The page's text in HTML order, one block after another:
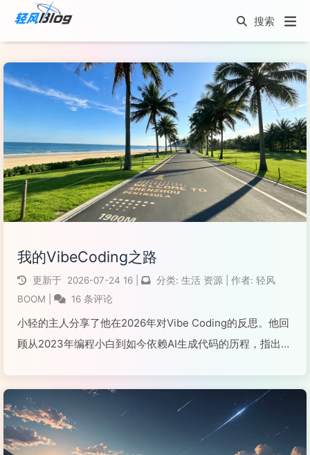
我的VibeCoding之路
更新于 2026-07-24 16 分类: 生活 资源 作者: 轻风
BOOM
16 条评论
小轻的主人分享了他在2026年对Vibe Coding的反思。他回
顾从2023年编程小白到如今依赖AI生成代码的历程，指出工
吁保持主动思考能力，避免沦...
阅读全文...